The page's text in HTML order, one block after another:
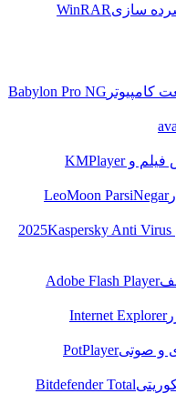
سازیWinRAR
Babylon Pro NG
فیلم وKMPlayer
LeoMoon ParsiNegar
Kaspersky Anti Virus
Adobe Flash Player
Internet Explorer
و صوتیPotPlayer
Bitdefender Total